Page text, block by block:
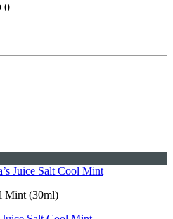
0
Mint (30ml)